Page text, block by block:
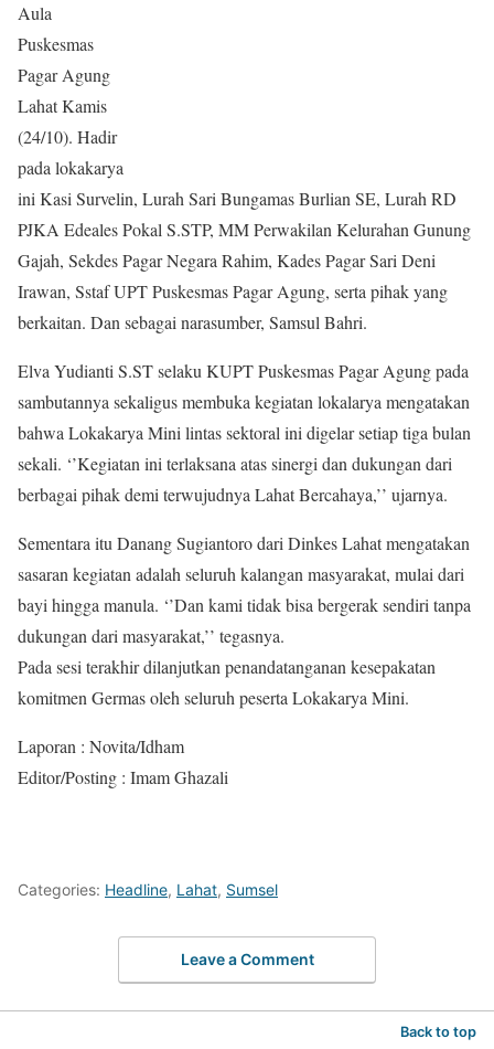
Aula
Puskesmas
Pagar Agung
Lahat Kamis
(24/10). Hadir
pada lokakarya
ini Kasi Survelin, Lurah Sari Bungamas Burlian SE, Lurah RD
PJKA Edeales Pokal S.STP, MM Perwakilan Kelurahan Gunung
Gajah, Sekdes Pagar Negara Rahim, Kades Pagar Sari Deni
Irawan, Sstaf UPT Puskesmas Pagar Agung, serta pihak yang
berkaitan. Dan sebagai narasumber, Samsul Bahri.
Elva Yudianti S.ST selaku KUPT Puskesmas Pagar Agung pada
sambutannya sekaligus membuka kegiatan lokalarya mengatakan
bahwa Lokakarya Mini lintas sektoral ini digelar setiap tiga bulan
sekali. ‘’Kegiatan ini terlaksana atas sinergi dan dukungan dari
berbagai pihak demi terwujudnya Lahat Bercahaya,’’ ujarnya.
Sementara itu Danang Sugiantoro dari Dinkes Lahat mengatakan
sasaran kegiatan adalah seluruh kalangan masyarakat, mulai dari
bayi hingga manula. ‘’Dan kami tidak bisa bergerak sendiri tanpa
dukungan dari masyarakat,’’ tegasnya.
Pada sesi terakhir dilanjutkan penandatanganan kesepakatan
komitmen Germas oleh seluruh peserta Lokakarya Mini.
Laporan : Novita/Idham
Editor/Posting : Imam Ghazali
Categories: Headline, Lahat, Sumsel
Leave a Comment
Back to top